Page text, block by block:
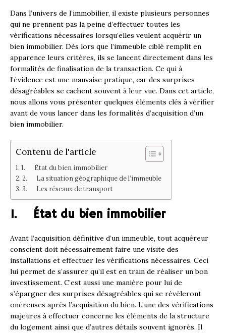
Dans l’univers de l’immobilier, il existe plusieurs personnes
qui ne prennent pas la peine d’effectuer toutes les
vérifications nécessaires lorsqu’elles veulent acquérir un
bien immobilier. Dès lors que l’immeuble ciblé remplit en
apparence leurs critères, ils se lancent directement dans les
formalités de finalisation de la transaction. Ce qui à
l’évidence est une mauvaise pratique, car des surprises
désagréables se cachent souvent à leur vue. Dans cet article,
nous allons vous présenter quelques éléments clés à vérifier
avant de vous lancer dans les formalités d’acquisition d’un
bien immobilier.
Contenu de l'article
1. État du bien immobilier
2. La situation géographique de l’immeuble
3. Les réseaux de transport
1. État du bien immobilier
Avant l’acquisition définitive d’un immeuble, tout acquéreur
conscient doit nécessairement faire une visite des
installations et effectuer les vérifications nécessaires. Ceci
lui permet de s’assurer qu’il est en train de réaliser un bon
investissement. C’est aussi une manière pour lui de
s’épargner des surprises désagréables qui se révèleront
onéreuses après l’acquisition du bien. L’une des vérifications
majeures à effectuer concerne les éléments de la structure
du logement ainsi que d’autres détails souvent ignorés. Il